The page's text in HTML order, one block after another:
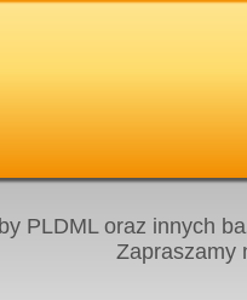
PLDML oraz innych
Zapraszamy